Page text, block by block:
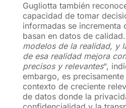
Gugliotta también
capacidad de tomar
informadas se incrementa
basan en datos de
modelos de la realidad, y
de esa realidad mejora
precisos y relevantes“,
embargo, es precisamente
contexto de creciente
de datos donde la